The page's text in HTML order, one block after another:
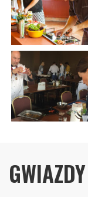
GWIAZDY